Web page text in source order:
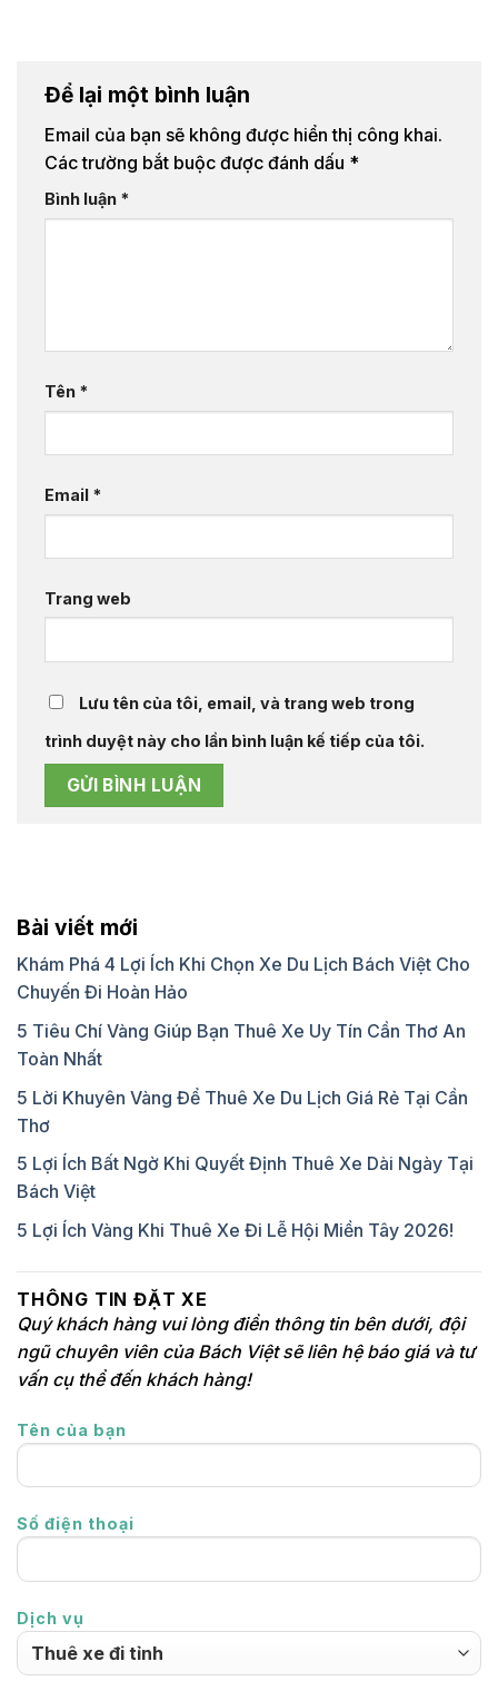
Để lại một bình luận
Email của bạn sẽ không được hiển thị công khai.
Các trường bắt buộc được đánh dấu *
Bình luận *
Tên *
Email *
Trang web
Lưu tên của tôi, email, và trang web trong
trình duyệt này cho lần bình luận kế tiếp của tôi.
Bài viết mới
Khám Phá 4 Lợi Ích Khi Chọn Xe Du Lịch Bách Việt Cho
Chuyến Đi Hoàn Hảo
5 Tiêu Chí Vàng Giúp Bạn Thuê Xe Uy Tín Cần Thơ An
Toàn Nhất
5 Lời Khuyên Vàng Để Thuê Xe Du Lịch Giá Rẻ Tại Cần
Thơ
5 Lợi Ích Bất Ngờ Khi Quyết Định Thuê Xe Dài Ngày Tại
Bách Việt
5 Lợi Ích Vàng Khi Thuê Xe Đi Lễ Hội Miền Tây 2026!
THÔNG TIN ĐẶT XE
Quý khách hàng vui lòng điền thông tin bên dưới, đội
ngũ chuyên viên của Bách Việt sẽ liên hệ báo giá và tư
vấn cụ thể đến khách hàng!
Tên của bạn
Số điện thoại
Dịch vụ